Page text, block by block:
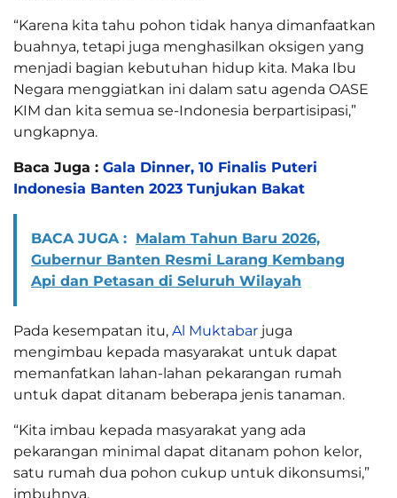
“Karena kita tahu pohon tidak hanya dimanfaatkan
buahnya, tetapi juga menghasilkan oksigen yang
menjadi bagian kebutuhan hidup kita. Maka Ibu
Negara menggiatkan ini dalam satu agenda OASE
KIM dan kita semua se-Indonesia berpartisipasi,”
ungkapnya.
Baca Juga : Gala Dinner, 10 Finalis Puteri
Indonesia Banten 2023 Tunjukan Bakat
BACA JUGA : Malam Tahun Baru 2026,
Gubernur Banten Resmi Larang Kembang
Api dan Petasan di Seluruh Wilayah
Pada kesempatan itu, Al Muktabar juga
mengimbau kepada masyarakat untuk dapat
memanfatkan lahan-lahan pekarangan rumah
untuk dapat ditanam beberapa jenis tanaman.
“Kita imbau kepada masyarakat yang ada
pekarangan minimal dapat ditanam pohon kelor,
satu rumah dua pohon cukup untuk dikonsumsi,”
imbuhnya.